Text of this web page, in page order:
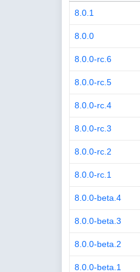
8.0.1
8.0.0
8.0.0-rc.6
8.0.0-rc.5
8.0.0-rc.4
8.0.0-rc.3
8.0.0-rc.2
8.0.0-rc.1
8.0.0-beta.4
8.0.0-beta.3
8.0.0-beta.2
8.0.0-beta.1